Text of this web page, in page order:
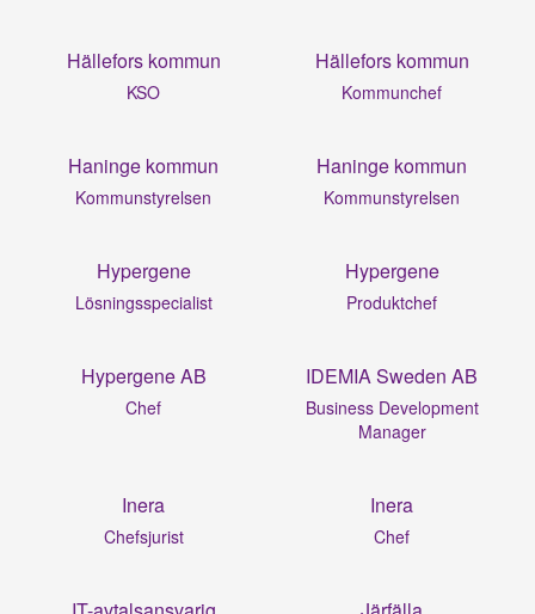
Hällefors kommun
KSO
Hällefors kommun
Kommunchef
Haninge kommun
Kommunstyrelsen
Haninge kommun
Kommunstyrelsen
Hypergene
Lösningsspecialist
Hypergene
Produktchef
Hypergene AB
Chef
IDEMIA Sweden AB
Business Development
Manager
Inera
Chefsjurist
Inera
Chef